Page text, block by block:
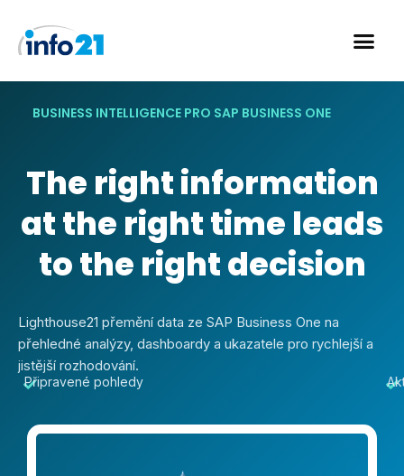
Skip
BUSINESS INTELLIGENCE PRO SAP BUSINESS ONE
The right information
at the right time leads
to the right decision
Lighthouse21 přemění data ze SAP Business One na
přehledné analýzy, dashboardy a ukazatele pro rychlejší a
jistější rozhodování.
Připravené pohledy